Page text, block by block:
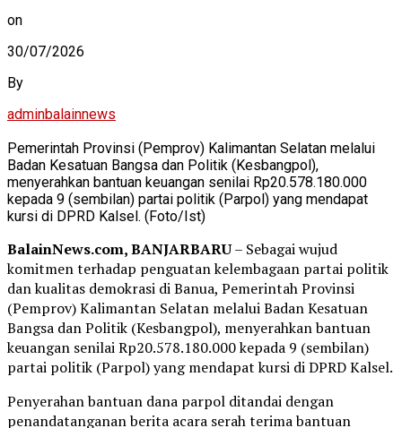
on
30/07/2026
By
adminbalainnews
Pemerintah Provinsi (Pemprov) Kalimantan Selatan melalui
Badan Kesatuan Bangsa dan Politik (Kesbangpol),
menyerahkan bantuan keuangan senilai Rp20.578.180.000
kepada 9 (sembilan) partai politik (Parpol) yang mendapat
kursi di DPRD Kalsel. (Foto/Ist)
BalainNews.com, BANJARBARU– Sebagai wujud
komitmen terhadap penguatan kelembagaan partai politik
dan kualitas demokrasi di Banua, Pemerintah Provinsi
(Pemprov) Kalimantan Selatan melalui Badan Kesatuan
Bangsa dan Politik (Kesbangpol), menyerahkan bantuan
keuangan senilai Rp20.578.180.000 kepada 9 (sembilan)
partai politik (Parpol) yang mendapat kursi di DPRD Kalsel.
Penyerahan bantuan dana parpol ditandai dengan
penandatanganan berita acara serah terima bantuan